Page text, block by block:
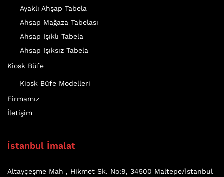
Ayaklı Ahşap Tabela
Ahşap Mağaza Tabelası
Ahşap Işıklı Tabela
Ahşap Işıksız Tabela
Kiosk Büfe
Kiosk Büfe Modelleri
Firmamız
İletişim
İstanbul İmalat
Altayçeşme Mah , Hikmet Sk. No:9, 34500 Maltepe/İstanbul